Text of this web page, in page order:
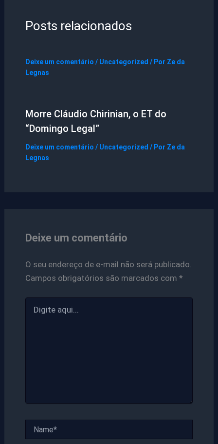
Posts relacionados
Deixe um comentário / Uncategorized / Por Ze da
Legnas
Morre Cláudio Chirinian, o ET do
“Domingo Legal”
Deixe um comentário / Uncategorized / Por Ze da
Legnas
Deixe um comentário
O seu endereço de e-mail não será publicado.
Campos obrigatórios são marcados com *
aqui...